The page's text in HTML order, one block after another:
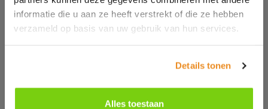
informatie die u aan ze heeft verstrekt of die ze hebben
verzameld op basis van uw gebruik van hun services.
Details tonen
Alles toestaan